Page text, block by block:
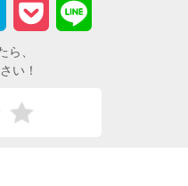
ら、
い！
Hatena Pocket